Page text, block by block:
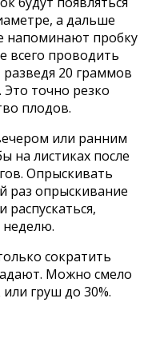
а дальше
напоминают пробку
всего проводить
20 граммов
Это точно резко
плодов.
или ранним
на листиках после
Опрыскивать
раз опрыскивание
распускаться,
неделю.
сократить
Можно смело
груш до 30%.